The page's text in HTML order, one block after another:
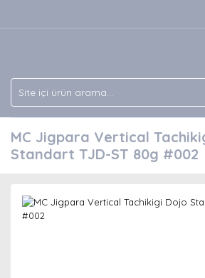
MC Jigpara Vertical
Standart TJD-ST 80g #002